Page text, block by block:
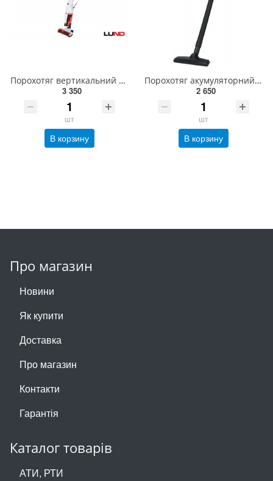
Порохотяг вертикальний мережевий LUND : 800 Вт, збірник- 1.5 л, кабель- 4.8 м [4] 67112
3 350
шт
В корзину
Порохотяг акумуляторний YATO : 18V ємність- 0,5 л, 2 подовжув. і насадки (БЕЗ АКУМУЛЯТОРА) YT-85680
2 650
шт
В корзину
Про магазин
Новини
Як купити
Доставка
Про магазин
Контакти
Гарантія
Каталог товарів
АТИ, РТИ